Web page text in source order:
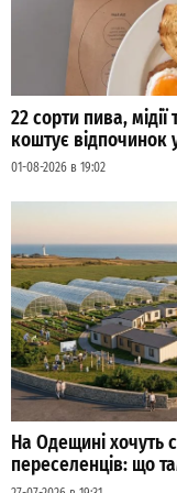
22 сорти пива,
коштує відпочинок
01-08-2026 в 19:02
На Одещині хочуть
переселенців: що